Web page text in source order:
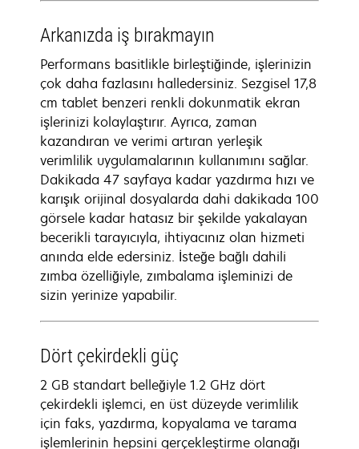
Arkanızda iş bırakmayın
Performans basitlikle birleştiğinde, işlerinizin
çok daha fazlasını halledersiniz. Sezgisel 17,8
cm tablet benzeri renkli dokunmatik ekran
işlerinizi kolaylaştırır. Ayrıca, zaman
kazandıran ve verimi artıran yerleşik
verimlilik uygulamalarının kullanımını sağlar.
Dakikada 47 sayfaya kadar yazdırma hızı ve
karışık orijinal dosyalarda dahi dakikada 100
görsele kadar hatasız bir şekilde yakalayan
becerikli tarayıcıyla, ihtiyacınız olan hizmeti
anında elde edersiniz. İsteğe bağlı dahili
zımba özelliğiyle, zımbalama işleminizi de
sizin yerinize yapabilir.
Dört çekirdekli güç
2 GB standart belleğiyle 1.2 GHz dört
çekirdekli işlemci, en üst düzeyde verimlilik
için faks, yazdırma, kopyalama ve tarama
işlemlerinin hepsini gerçekleştirme olanağı